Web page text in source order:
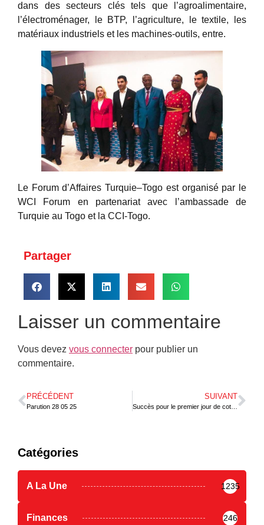
dans des secteurs clés tels que l’agroalimentaire,
l’électroménager, le BTP, l’agriculture, le textile, les
matériaux industriels et les machines-outils, entre.
Le Forum d’Affaires Turquie–Togo est organisé par le
WCI Forum en partenariat avec l’ambassade de
Turquie au Togo et la CCI-Togo.
Partager
Laisser un commentaire
Vous devez vous connecter pour publier un
commentaire.
PRÉCÉDENT
Parution 28 05 25
SUIVANT
Succès pour le premier jour de cotation à la bourse des Matières Premières Agricoles
Catégories
A La Une 1235
Finances 246